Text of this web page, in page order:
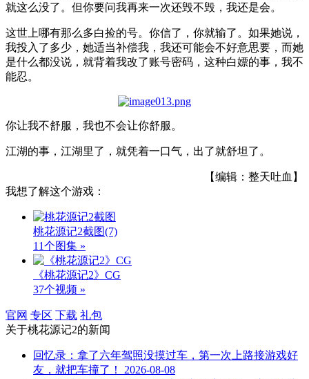
就这么没了。但你要问我再来一次还毁不毁，我还是会。
这世上哪有那么多白捡的号。你信了，你就输了。如果她说，
我投入了多少，她适当补偿我，我还可能会不好意思要，而她
是什么都没说，就背着我改了账号密码，这种白嫖的事，我不
能忍。
你让我不舒服，我也不会让你舒服。
江湖的事，江湖里了，就凭着一口气，出了就舒坦了。
【编辑：整天吐血】
我想了解这个游戏：
桃花源记2截图(7)
11个图集 »
《桃花源记2》CG
37个视频 »
官网 专区 下载 礼包
关于桃花源记2的新闻
回忆录：拿了六年驾照没摸过车，第一次上路接游戏好
友，就把车撞了！
2026-08-08